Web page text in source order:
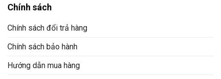
Chính sách
Chính sách đổi trả hàng
Chính sách bảo hành
Hướng dẫn mua hàng